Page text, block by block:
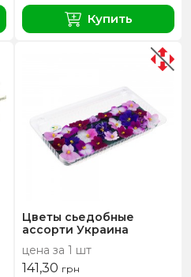
Купить
Цветы сьедобные
ассорти Украина
цена за 1 шт
141,30 грн